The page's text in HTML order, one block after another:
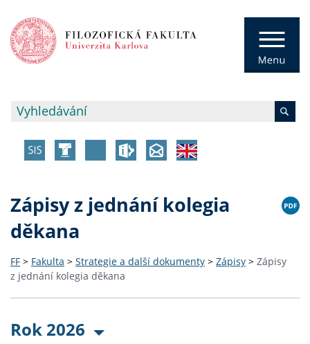
Zápisy z jednání kolegia
děkana
FF > Fakulta > Strategie a další dokumenty > Zápisy > Zápisy
z jednání kolegia děkana
Rok 2026